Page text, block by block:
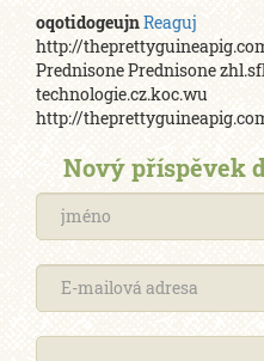
oqotidogeujnReaguj
http://
Prednisone Prednisone
technologie.cz.koc.wu
http://
Nový příspěvek